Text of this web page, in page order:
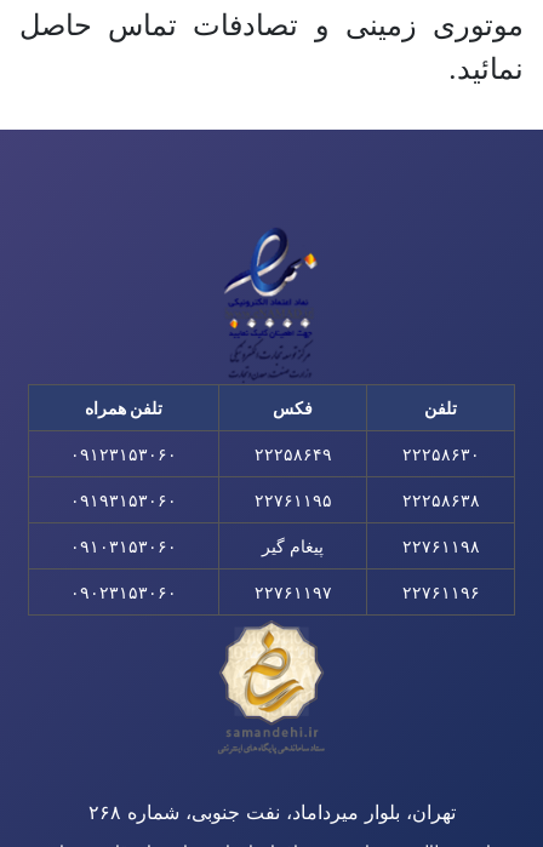
موتوری زمینی و تصادفات تماس حاصل
نمائید.
تلفن فکس تلفن همراه
۲۲۲۵۸۶۳۰ ۲۲۲۵۸۶۴۹ ۰۹۱۲۳۱۵۳۰۶۰
۲۲۲۵۸۶۳۸ ۲۲۷۶۱۱۹۵ ۰۹۱۹۳۱۵۳۰۶۰
۲۲۷۶۱۱۹۸ پیغام گیر ۰۹۱۰۳۱۵۳۰۶۰
۲۲۷۶۱۱۹۶ ۲۲۷۶۱۱۹۷ ۰۹۰۲۳۱۵۳۰۶۰
تهران، بلوار میرداماد، نفت جنوبی، شماره ۲۶۸